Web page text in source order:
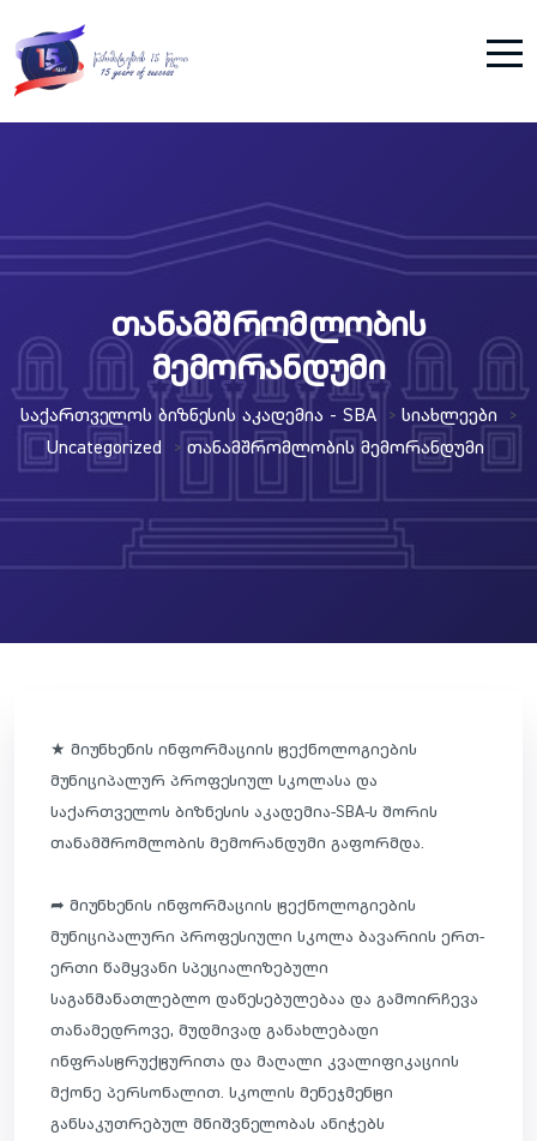
თანამშრომლობის
მემორანდუმი
Საქართველოს Ბიზნესის Აკადემია - SBA > Სიახლეები >
Uncategorized > Თანამშრომლობის Მემორანდუმი
★ მიუნხენის ინფორმაციის ტექნოლოგიების
მუნიციპალურ პროფესიულ სკოლასა და
საქართველოს ბიზნესის აკადემია-SBA-ს შორის
თანამშრომლობის მემორანდუმი გაფორმდა.
➦ მიუნხენის ინფორმაციის ტექნოლოგიების
მუნიციპალური პროფესიული სკოლა ბავარიის ერთ-
ერთი წამყვანი სპეციალიზებული
საგანმანათლებლო დაწესებულებაა და გამოირჩევა
თანამედროვე, მუდმივად განახლებადი
ინფრასტრუქტურითა და მაღალი კვალიფიკაციის
მქონე პერსონალით. სკოლის მენეჯმენტი
განსაკუთრებულ მნიშვნელობას ანიჭებს